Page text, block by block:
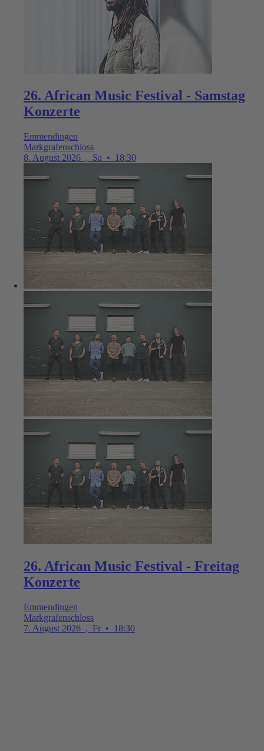
26. African Music Festival - Samstag
Konzerte
Emmendingen
Markgrafenschloss
8. August 2026 , Sa • 18:30
26. African Music Festival - Freitag
Konzerte
Emmendingen
Markgrafenschloss
7. August 2026 , Fr • 18:30